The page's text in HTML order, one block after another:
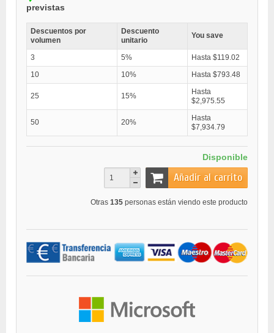
previstas
Descuentos por
volumen
Descuento
unitario
You save
3 5%
Hasta $119.02
10
10% Hasta $793.48
25 15%
Hasta
$2,975.55
50 20%
Hasta
$7,934.79
Disponible
Añadir al carrito
Otras 135 personas están viendo este producto